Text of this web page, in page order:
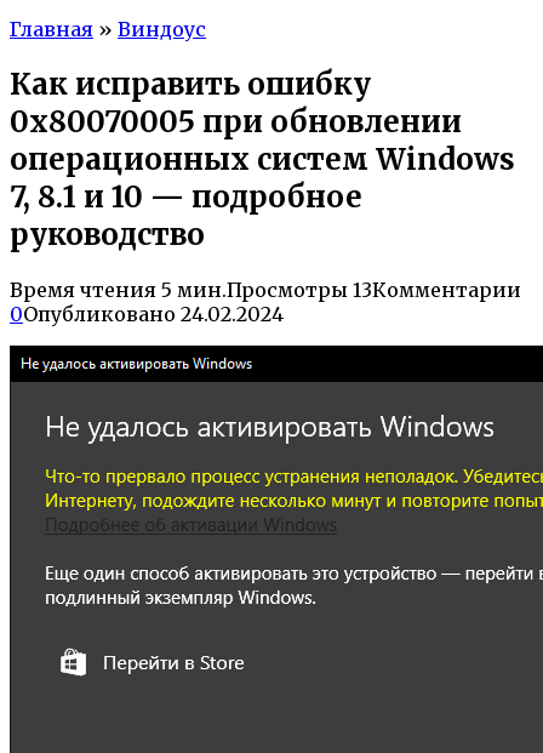
Главная » Виндоус
Как исправить ошибку
0x80070005 при обновлении
операционных систем Windows
7, 8.1 и 10 — подробное
руководство
Время чтения 5 мин.Просмотры 13Комментарии
0Опубликовано 24.02.2024